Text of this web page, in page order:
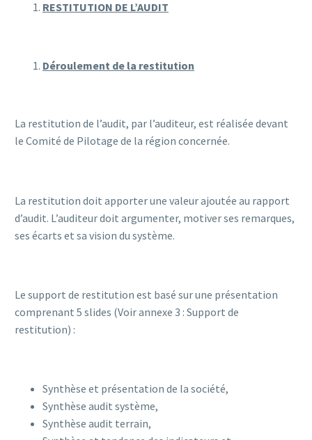
RESTITUTION DE L’AUDIT
Déroulement de la restitution
La restitution de l’audit, par l’auditeur, est réalisée devant
le Comité de Pilotage de la région concernée.
La restitution doit apporter une valeur ajoutée au rapport
d’audit. L’auditeur doit argumenter, motiver ses remarques,
ses écarts et sa vision du système.
Le support de restitution est basé sur une présentation
comprenant 5 slides (Voir annexe 3 : Support de
restitution) :
Synthèse et présentation de la société,
Synthèse audit système,
Synthèse audit terrain,